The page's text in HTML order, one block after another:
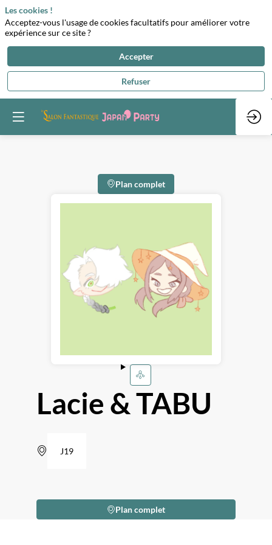
Plan complet
Lacie & TABU
J19
Plan complet
Les cookies !
Acceptez-vous l'usage de cookies facultatifs pour améliorer votre
expérience sur ce site ?
Accepter
Refuser